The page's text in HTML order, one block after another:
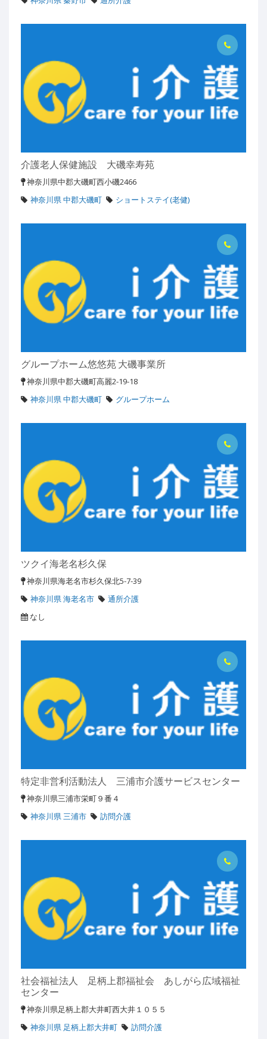
介護老人保健施設 大磯幸寿苑
神奈川県中郡大磯町西小磯2466
神奈川県 中郡大磯町
ショートステイ(老健)
グループホーム悠悠苑 大磯事業所
神奈川県中郡大磯町高麗2-19-18
神奈川県 中郡大磯町
グループホーム
ツクイ海老名杉久保
神奈川県海老名市杉久保北5-7-39
神奈川県 海老名市
通所介護
なし
特定非営利活動法人 三浦市介護サービスセンター
神奈川県三浦市栄町９番４
神奈川県 三浦市
訪問介護
社会福祉法人 足柄上郡福祉会 あしがら広域福祉
センター
神奈川県足柄上郡大井町西大井１０５５
神奈川県 足柄上郡大井町
訪問介護